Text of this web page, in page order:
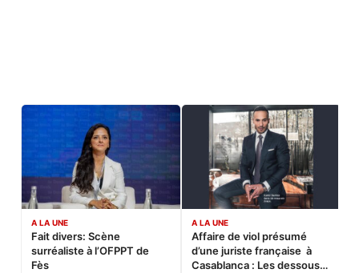
A LA UNE
Fait divers: Scène
surréaliste à l’OFPPT de
Fès
A LA UNE
Affaire de viol présumé
d’une juriste française à
Casablanca : Les dessous